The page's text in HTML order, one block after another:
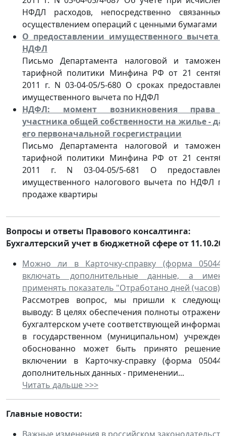
НФДЛ расходов, непосредственно
осуществлением операций с ценными бумагами
О предоставлении имущественного вычета
НДФЛ
Письмо Департамента налоговой и
тарифной политики Минфина РФ от 21
2011 г. N 03-04-05/5-680 О сроках
имущественного вычета по НДФЛ
НДФЛ: момент возникновения права
участника общей собственности на жилье -
его первоначальной госрегистрации
Письмо Департамента налоговой и
тарифной политики Минфина РФ от 21
2011 г. N 03-04-05/5-681 О
имущественного налогового вычета по НДФЛ
продаже квартиры
Вопросы и ответы Правового консалтинга:
Бухгалтерский учет в бюджетной сфере от
Можно ли в Карточку-справку (форма
включать дополнительные данные, а
применять показатель "Отработано дней
Рассмотрев вопрос, мы пришли к
выводу: В целях обеспечения полноты
бухгалтерском учете соответствующей
в государственном (муниципальном)
обоснованно может быть принято
включении в Карточку-справку (форма
дополнительных данных - применении...
Читать дальше >>>
Главные новости: